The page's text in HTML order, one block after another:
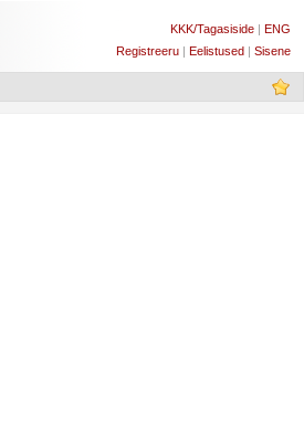
KKK/Tagasiside | ENG
Registreeru | Eelistused | Sisene